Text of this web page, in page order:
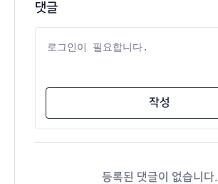
댓글
댓글 내용
작성
등록된 댓글이 없습니다.